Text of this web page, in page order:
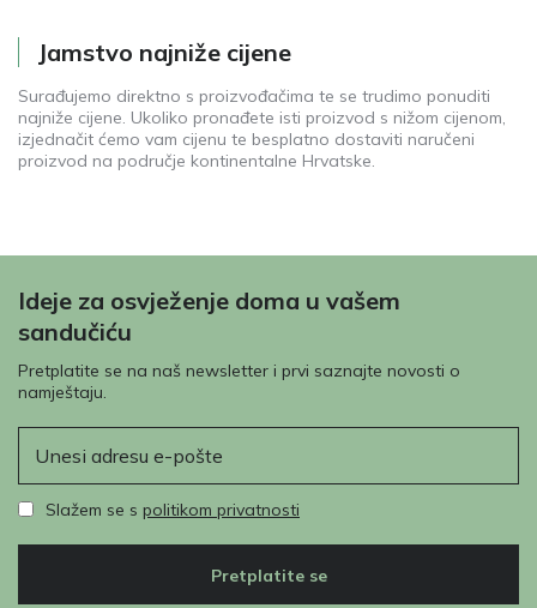
Jamstvo najniže cijene
Surađujemo direktno s proizvođačima te se trudimo ponuditi
najniže cijene. Ukoliko pronađete isti proizvod s nižom cijenom,
izjednačit ćemo vam cijenu te besplatno dostaviti naručeni
proizvod na područje kontinentalne Hrvatske.
Ideje za osvježenje doma u vašem
sandučiću
Pretplatite se na naš newsletter i prvi saznajte novosti o
namještaju.
Slažem se s politikom privatnosti
Pretplatite se